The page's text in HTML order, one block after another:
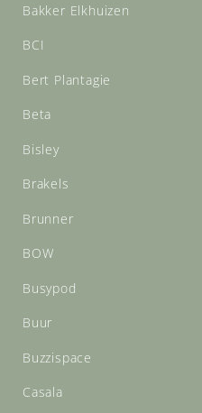
Bakker Elkhuizen
BCI
Bert Plantagie
Beta
Bisley
Brakels
Brunner
BOW
Busypod
Buur
Buzzispace
Casala